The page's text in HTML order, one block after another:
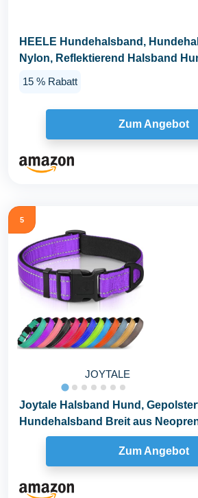
HEELE Hundehalsband,
Nylon, Reflektierend Halsband
15 % Rabatt
Zum Angebot
5
JOYTALE
Joytale Halsband Hund,
Hundehalsband Breit aus
Hundehalsband Verstellbar...
Zum Angebot